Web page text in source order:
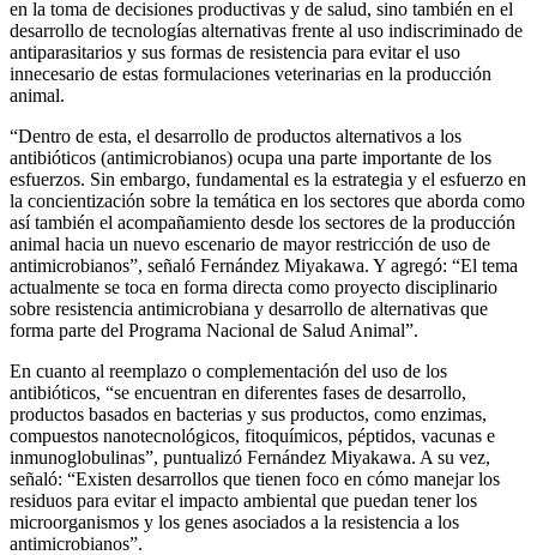
en la toma de decisiones productivas y de salud, sino también en el
desarrollo de tecnologías alternativas frente al uso indiscriminado de
antiparasitarios y sus formas de resistencia para evitar el uso
innecesario de estas formulaciones veterinarias en la producción
animal.
“Dentro de esta, el desarrollo de productos alternativos a los
antibióticos (antimicrobianos) ocupa una parte importante de los
esfuerzos. Sin embargo, fundamental es la estrategia y el esfuerzo en
la concientización sobre la temática en los sectores que aborda como
así también el acompañamiento desde los sectores de la producción
animal hacia un nuevo escenario de mayor restricción de uso de
antimicrobianos”, señaló Fernández Miyakawa. Y agregó: “El tema
actualmente se toca en forma directa como proyecto disciplinario
sobre resistencia antimicrobiana y desarrollo de alternativas que
forma parte del Programa Nacional de Salud Animal”.
En cuanto al reemplazo o complementación del uso de los
antibióticos, “se encuentran en diferentes fases de desarrollo,
productos basados en bacterias y sus productos, como enzimas,
compuestos nanotecnológicos, fitoquímicos, péptidos, vacunas e
inmunoglobulinas”, puntualizó Fernández Miyakawa. A su vez,
señaló: “Existen desarrollos que tienen foco en cómo manejar los
residuos para evitar el impacto ambiental que puedan tener los
microorganismos y los genes asociados a la resistencia a los
antimicrobianos”.